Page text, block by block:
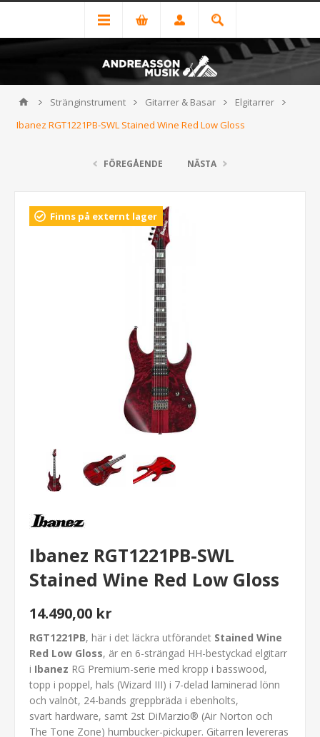
Stränginstrument Gitarrer & Basar
Elgitarrer
Ibanez RGT1221PB-SWL Stained Wine Red Low Gloss
FÖREGÅENDE NÄSTA
Finns på externt lager
Ibanez RGT1221PB-SWL
Stained Wine Red Low Gloss
14.490,00 kr
RGT1221PB, här i det läckra utförandet Stained Wine
Red Low Gloss, är en 6-strängad HH-bestyckad elgitarr
i Ibanez RG Premium-serie med kropp i basswood,
topp i poppel, hals (Wizard III) i 7-delad laminerad lönn
och valnöt, 24-bands greppbräda i ebenholts,
svart hardware, samt 2st DiMarzio® (Air Norton och
The Tone Zone) humbucker-pickuper. Gitarren levereras